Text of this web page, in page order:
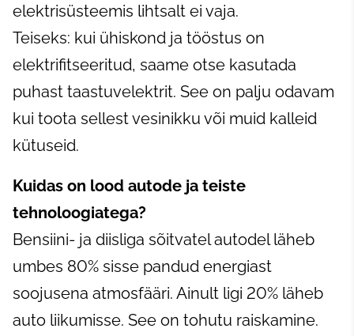
elektrisüsteemis lihtsalt ei vaja.
Teiseks: kui ühiskond ja tööstus on
elektrifitseeritud, saame otse kasutada
puhast taastuvelektrit. See on palju odavam
kui toota sellest vesinikku või muid kalleid
kütuseid.
Kuidas on lood autode ja teiste
tehnoloogiatega?
Bensiini- ja diisliga sõitvatel autodel läheb
umbes 80% sisse pandud energiast
soojusena atmosfääri. Ainult ligi 20% läheb
auto liikumisse. See on tohutu raiskamine.